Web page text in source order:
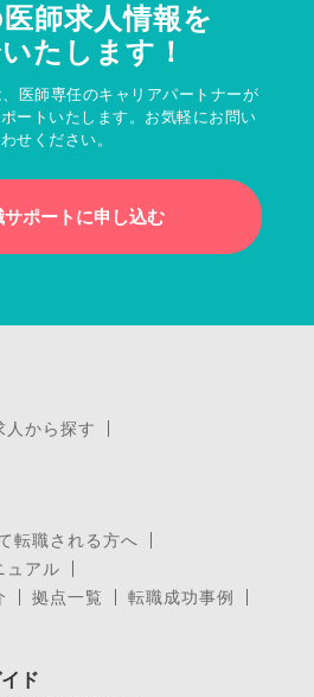
師求人情報を
たします！
医師専任のキャリアパートナーが
ートいたします。お気軽にお問い
せください。
ポートに申し込む
人から探す
転職される方へ
ュアル
拠点一覧
転職成功事例
ド